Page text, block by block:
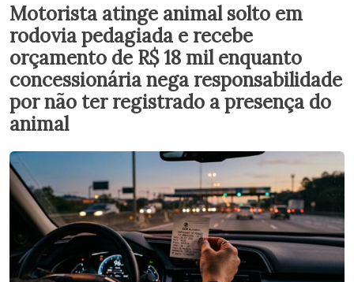
Motorista atinge animal solto em
rodovia pedagiada e recebe
orçamento de R$ 18 mil enquanto
concessionária nega responsabilidade
por não ter registrado a presença do
animal